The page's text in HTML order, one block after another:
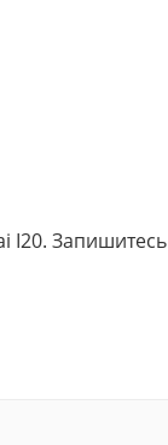
I20. Запишитесь